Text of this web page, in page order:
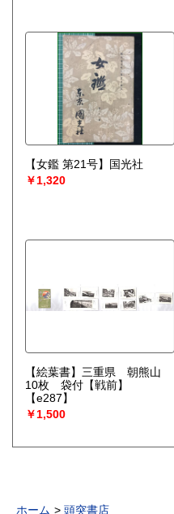
【女鑑 第21号】国光社
￥1,320
【絵葉書】三重県 朝熊山
10枚 袋付【戦前】
【e287】
￥1,500
ホーム 頭突書店